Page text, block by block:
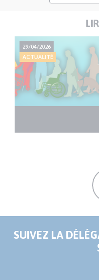
29/04/2026
ACTUALITÉ
SUIVEZ LA